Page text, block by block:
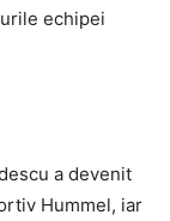
echipei
a devenit
Hummel, iar